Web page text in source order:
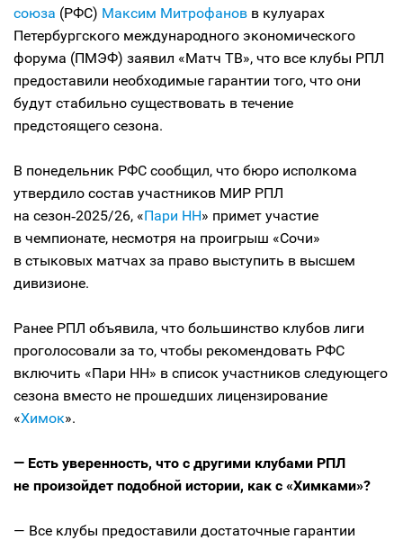
союза (РФС) Максим Митрофанов в кулуарах
Петербургского международного экономического
форума (ПМЭФ) заявил «Матч ТВ», что все клубы РПЛ
предоставили необходимые гарантии того, что они
будут стабильно существовать в течение
предстоящего сезона.
В понедельник РФС сообщил, что бюро исполкома
утвердило состав участников МИР РПЛ
на сезон‑2025/26, «Пари НН» примет участие
в чемпионате, несмотря на проигрыш «Сочи»
в стыковых матчах за право выступить в высшем
дивизионе.
Ранее РПЛ объявила, что большинство клубов лиги
проголосовали за то, чтобы рекомендовать РФС
включить «Пари НН» в список участников следующего
сезона вместо не прошедших лицензирование
«Химок».
— Есть уверенность, что с другими клубами РПЛ
не произойдет подобной истории, как с «Химками»?
— Все клубы предоставили достаточные гарантии